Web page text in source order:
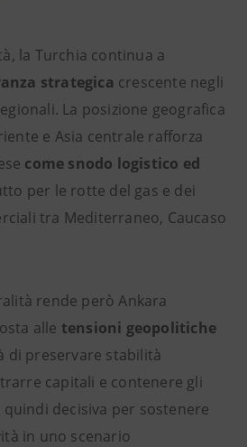
la Turchia continua a
strategica crescente negli
La posizione geografica
e Asia centrale rafforza
come snodo logistico ed
per le rotte del gas e dei
tra Mediterraneo, Caucaso
rende però Ankara
alle tensioni geopolitiche
di preservare stabilità
capitali e contenere gli
decisiva per sostenere
in uno scenario